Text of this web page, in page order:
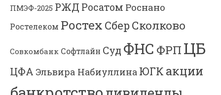
ПМЭФ-2025 РЖД Росатом Роснано
Ростелеком Ростех Сбер Сколково
Совкомбанк Софтлайн Суд ФНС ФРП ЦБ
ЦФА Эльвира Набиуллина ЮГК акции